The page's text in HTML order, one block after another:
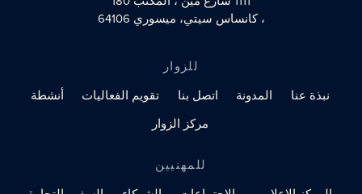
، كانساس سيتي، ميسوري 64106
للزوار
نبذة عنا
المدونة اتصل بنا تقويم الفعاليات
أنشطة
مركز الزوار
للمهنيين